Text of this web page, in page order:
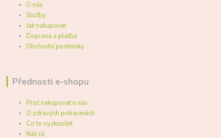
O nás
Služby
Jak nakupovat
Doprava a platba
Obchodní podmínky
Přednosti e-shopu
Proč nakupovat u nás
O zdravých potravinách
Co to vyzkoušet
Náš cíl